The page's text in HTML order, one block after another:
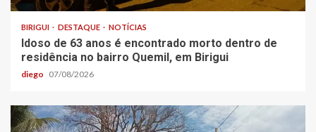
BIRIGUI DESTAQUE NOTÍCIAS
Idoso de 63 anos é encontrado morto dentro de
residência no bairro Quemil, em Birigui
diego 07/08/2026